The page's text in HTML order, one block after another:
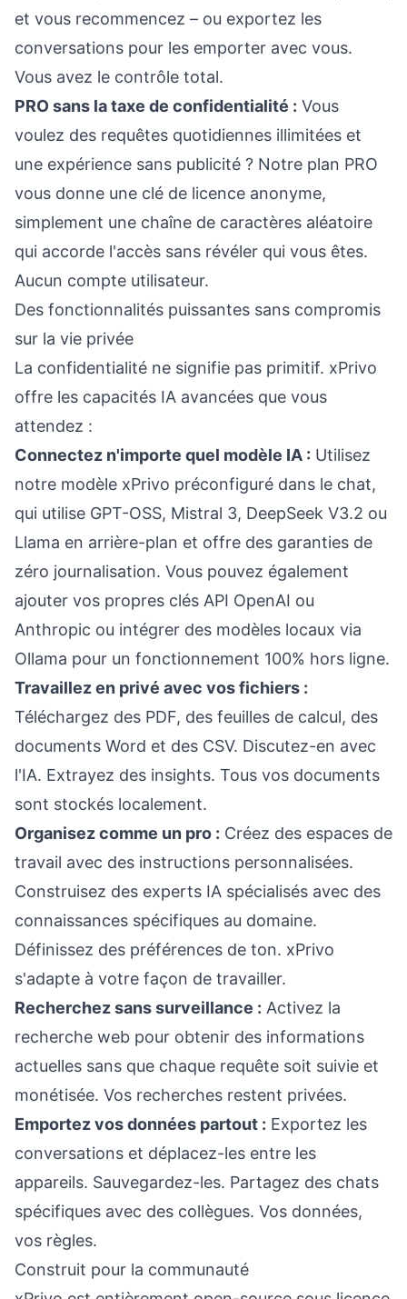
et vous recommencez – ou exportez les
conversations pour les emporter avec vous.
Vous avez le contrôle total.
PRO sans la taxe de confidentialité : Vous
voulez des requêtes quotidiennes illimitées et
une expérience sans publicité ? Notre plan PRO
vous donne une clé de licence anonyme,
simplement une chaîne de caractères aléatoire
qui accorde l'accès sans révéler qui vous êtes.
Aucun compte utilisateur.
Des fonctionnalités puissantes sans compromis
sur la vie privée
La confidentialité ne signifie pas primitif. xPrivo
offre les capacités IA avancées que vous
attendez :
Connectez n'importe quel modèle IA : Utilisez
notre modèle xPrivo préconfiguré dans le chat,
qui utilise GPT-OSS, Mistral 3, DeepSeek V3.2 ou
Llama en arrière-plan et offre des garanties de
zéro journalisation. Vous pouvez également
ajouter vos propres clés API OpenAI ou
Anthropic ou intégrer des modèles locaux via
Ollama pour un fonctionnement 100% hors ligne.
Travaillez en privé avec vos fichiers :
Téléchargez des PDF, des feuilles de calcul, des
documents Word et des CSV. Discutez-en avec
l'IA. Extrayez des insights. Tous vos documents
sont stockés localement.
Organisez comme un pro : Créez des espaces de
travail avec des instructions personnalisées.
Construisez des experts IA spécialisés avec des
connaissances spécifiques au domaine.
Définissez des préférences de ton. xPrivo
s'adapte à votre façon de travailler.
Recherchez sans surveillance : Activez la
recherche web pour obtenir des informations
actuelles sans que chaque requête soit suivie et
monétisée. Vos recherches restent privées.
Emportez vos données partout : Exportez les
conversations et déplacez-les entre les
appareils. Sauvegardez-les. Partagez des chats
spécifiques avec des collègues. Vos données,
vos règles.
Construit pour la communauté